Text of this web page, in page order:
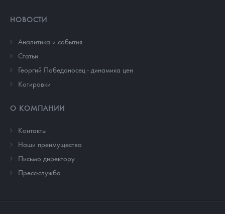
НОВОСТИ
Аналитика и события
Cтатьи
Георгий Победоносец - динамика цен
Котировки
О КОМПАНИИ
Контакты
Наши преимущества
Письмо директору
Пресс-служба